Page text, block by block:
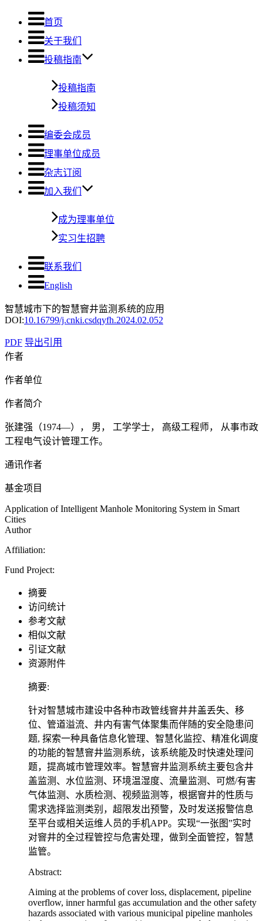
首页
关于我们
投稿指南
投稿指南
投稿须知
编委会成员
理事单位成员
杂志订阅
加入我们
成为理事单位
实习生招聘
联系我们
English
智慧城市下的智慧窨井监测系统的应用
DOI:10.16799/j.cnki.csdqyfh.2024.02.052
PDF 导出引用
作者
作者单位
作者简介
张建强（1974—）， 男， 工学学士， 高级工程师， 从事市政
工程电气设计管理工作。
通讯作者
基金项目
Application of Intelligent Manhole Monitoring System in Smart
Cities
Author
Affiliation:
Fund Project:
摘要
访问统计
参考文献
相似文献
引证文献
资源附件
摘要:
针对智慧城市建设中各种市政管线窨井井盖丢失、移
位、管道溢流、井内有害气体聚集而伴随的安全隐患问
题, 探索一种具备信息化管理、智慧化监控、精准化调度
的功能的智慧窨井监测系统，该系统能及时快速处理问
题，提高城市管理效率。智慧窨井监测系统主要包含井
盖监测、水位监测、环境温湿度、流量监测、可燃/有害
气体监测、水质检测、视频监测等，根据窨井的性质与
需求选择监测类别，超限发出预警，及时发送报警信息
至平台或相关运维人员的手机APP。实现“一张图”实时
对窨井的全过程管控与危害处理，做到全面管控，智慧
监管。
Abstract:
Aiming at the problems of cover loss, displacement, pipeline
overflow, inner harmful gas accumulation and the other safety
hazards associated with various municipal pipeline manholes